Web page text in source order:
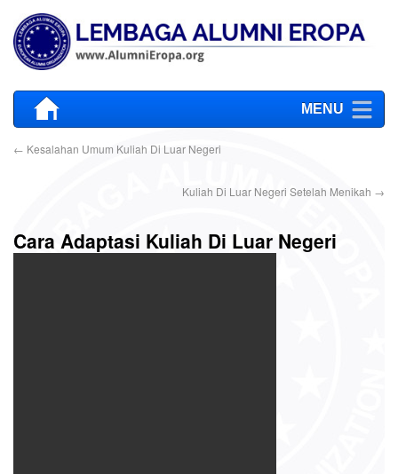
MENU
← Kesalahan Umum Kuliah Di Luar Negeri
Kuliah Di Luar Negeri Setelah Menikah →
Cara Adaptasi Kuliah Di Luar Negeri